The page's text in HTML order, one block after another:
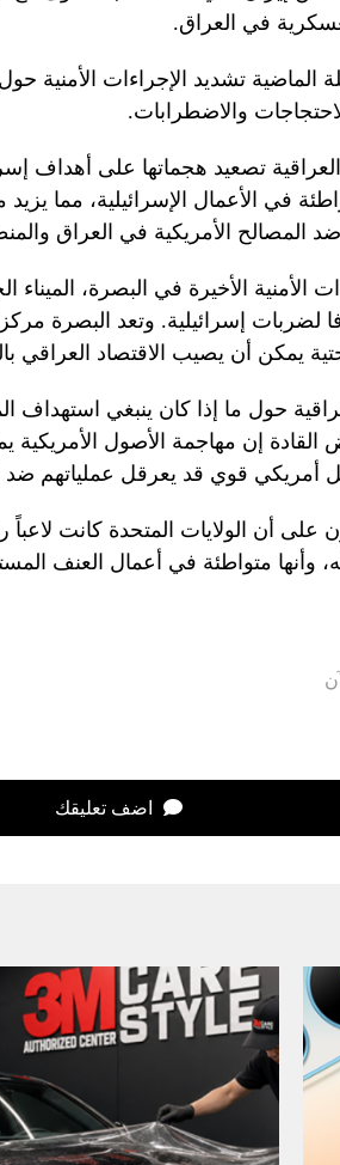
في العراق.
الماضية تشديد الإجراءات الأمنية
والاضطرابات.
تصعيد هجماتها على أهداف
في الأعمال الإسرائيلية، مما
المصالح الأمريكية في العراق
الأمنية الأخيرة في البصرة،
لضربات إسرائيلية. وتعد البصرة
يمكن أن يصيب الاقتصاد العراقي
حول ما إذا كان ينبغي استهداف
القادة إن مهاجمة الأصول
أمريكي قوي قد يعرقل عملياتهم ضد
أن الولايات المتحدة كانت لاعباً
وأنها متواطئة في أعمال العنف
اضف تعليقك